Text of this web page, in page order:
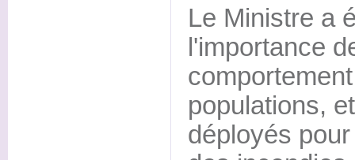
Le Ministre a
l'importance
populations,
déployés